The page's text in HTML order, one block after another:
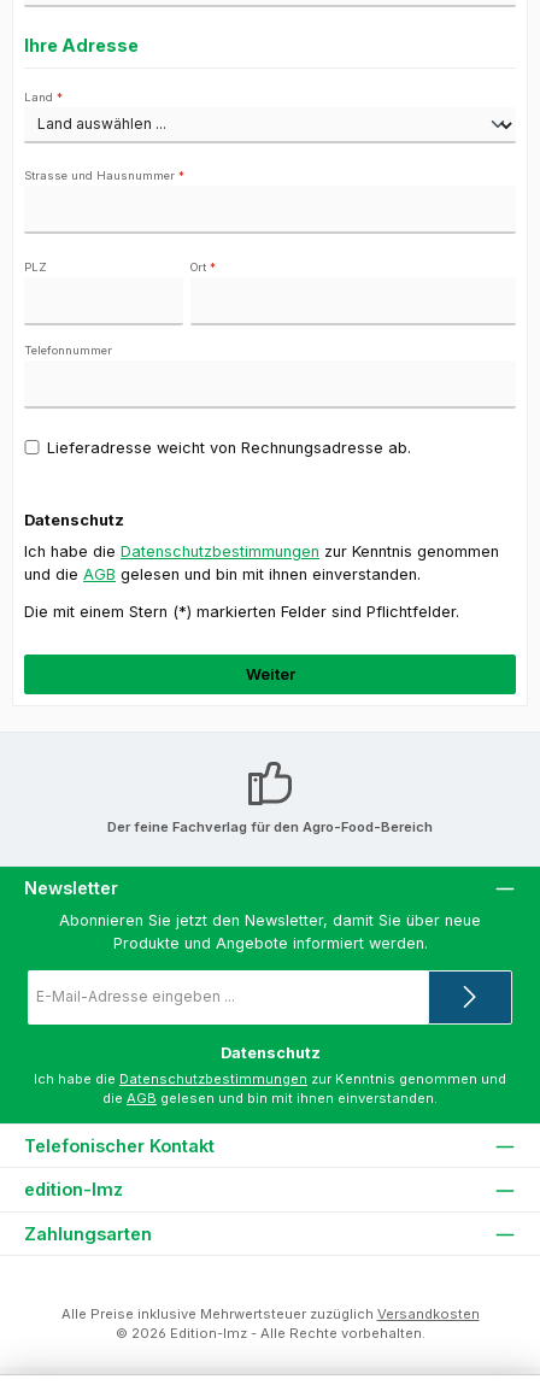
Ihre Adresse
Land *
Strasse und Hausnummer *
PLZ Ort*
Telefonnummer
Lieferadresse weicht von Rechnungsadresse ab.
Datenschutz
Ich habe die Datenschutzbestimmungen zur Kenntnis genommen
und die AGB gelesen und bin mit ihnen einverstanden.
Die mit einem Stern (*) markierten Felder sind Pflichtfelder.
Weiter
Der feine Fachverlag für den Agro-Food-Bereich
Newsletter
Abonnieren Sie jetzt den Newsletter, damit Sie über neue
Produkte und Angebote informiert werden.
Mail-
*
Datenschutz
Ich habe die Datenschutzbestimmungen zur Kenntnis genommen und
die AGB gelesen und bin mit ihnen einverstanden.
Telefonischer Kontakt
edition-lmz
Zahlungsarten
Alle Preise inklusive Mehrwertsteuer zuzüglich Versandkosten
© 2026 Edition-lmz - Alle Rechte vorbehalten.